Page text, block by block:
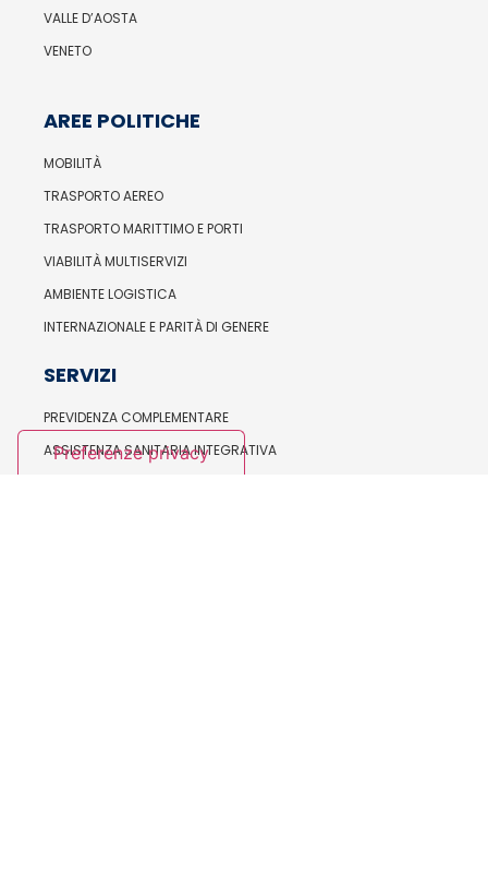
VALLE D’AOSTA
VENETO
AREE POLITICHE
MOBILITÀ
TRASPORTO AEREO
TRASPORTO MARITTIMO E PORTI
VIABILITÀ MULTISERVIZI
AMBIENTE LOGISTICA
INTERNAZIONALE E PARITÀ DI GENERE
SERVIZI
PREVIDENZA COMPLEMENTARE
ASSISTENZA SANITARIA INTEGRATIVA